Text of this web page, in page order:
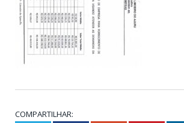
COMPARTILHAR: